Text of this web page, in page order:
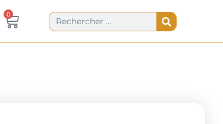
0
PanierRechercher